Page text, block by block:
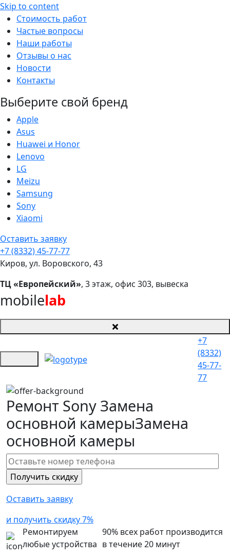
Skip to content
Стоимость работ
Частые вопросы
Наши работы
Отзывы о нас
Новости
Контакты
Выберите свой бренд
Apple
Asus
Huawei и Honor
Lenovo
LG
Meizu
Samsung
Sony
Xiaomi
Оставить заявку
+7 (8332) 45-77-77
Киров, ул. Воровского, 43
ТЦ «Европейский», 3 этаж, офис 303, вывеска
mobilelab
+7
(8332)
45-77-
77
Ремонт Sony Замена
основной камерыЗамена
основной камеры
Оставить заявку
и получить скидку 7%
Ремонтируем
любые устройства
90% всех работ производится
в течение 20 минут